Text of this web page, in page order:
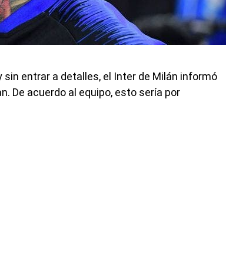
sin entrar a detalles, el Inter de Milán informó
De acuerdo al equipo, esto sería por